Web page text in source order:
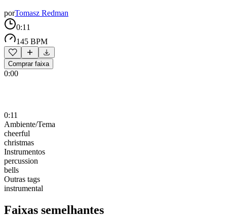
porTomasz Redman
0:11
145 BPM
Comprar faixa
0:00
0:11
Ambiente/Tema
cheerful
christmas
Instrumentos
percussion
bells
Outras tags
instrumental
Faixas semelhantes